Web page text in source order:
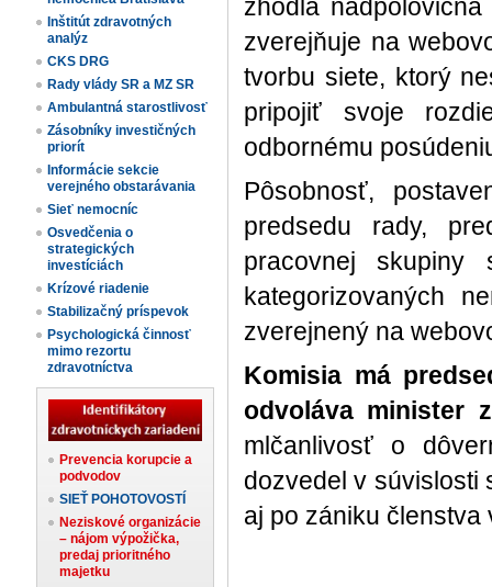
Inštitút zdravotných
analýz
CKS DRG
Rady vlády SR a MZ SR
Ambulantná starostlivosť
Zásobníky investičných
priorít
Informácie sekcie
verejného obstarávania
Sieť nemocníc
Osvedčenia o
strategických
investíciách
Krízové riadenie
Stabilizačný príspevok
Psychologická činnosť
mimo rezortu
zdravotníctva
Prevencia korupcie a
podvodov
SIEŤ POHOTOVOSTÍ
Neziskové organizácie
– nájom výpožička,
predaj prioritného
majetku
zhodla
zverejňuje na
tvorbu siete, ktorý
pripojiť svoje
odbornému
Pôsobnosť,
predsedu rady,
pracovnej skupiny
kategorizovaných
zverejnený na
Komisia má
odvoláva minister
mlčanlivosť o
dozvedel v súvislosti
aj po zániku členstva